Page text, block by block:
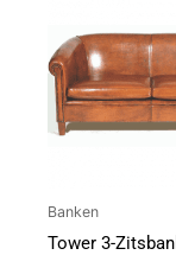
Banken
Tower 3-